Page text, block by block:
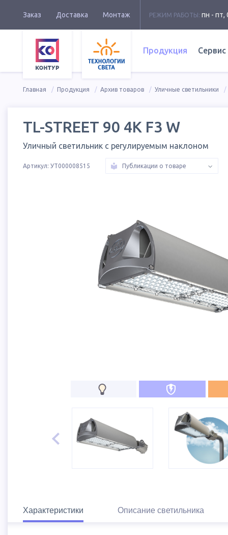
Заказ Доставка Монтаж РЕЖИМ РАБОТЫ: пн - пт,
Продукция Сервис
Главная Продукция Архив товаров Уличные светильники
TL-STREET 90 4K F3 W
Уличный светильник с регулируемым наклоном
Артикул: УТ000008515 Публикации о товаре
Характеристики Описание светильника